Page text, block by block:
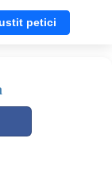
petici